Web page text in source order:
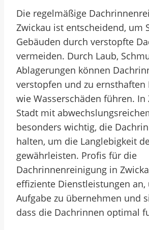
Die regelmäßige
Zwickau ist entscheidend, um
Gebäuden durch verstopfte
vermeiden. Durch Laub,
Ablagerungen können
verstopfen und zu ernsthaften
wie Wasserschäden führen. In
Stadt mit
besonders wichtig, die
halten, um die Langlebigkeit
gewährleisten. Profis für die
Dachrinnenreinigung in
effiziente Dienstleistungen an,
Aufgabe zu übernehmen und
dass die Dachrinnen optimal